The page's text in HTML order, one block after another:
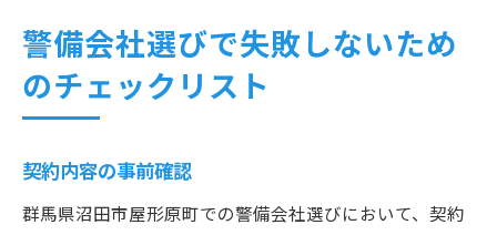
警備会社選びで失敗しないため
のチェックリスト
契約内容の事前確認
群馬県沼田市屋形原町での警備会社選びにおいて、契約